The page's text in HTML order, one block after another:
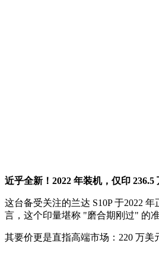
近乎全新！2022 年装机，仅印 236.5
这台备受关注的兰达 S10P 于2022
言，这个印量堪称 "磨合期刚过" 的准
其要价更是直指高端市场：220 万